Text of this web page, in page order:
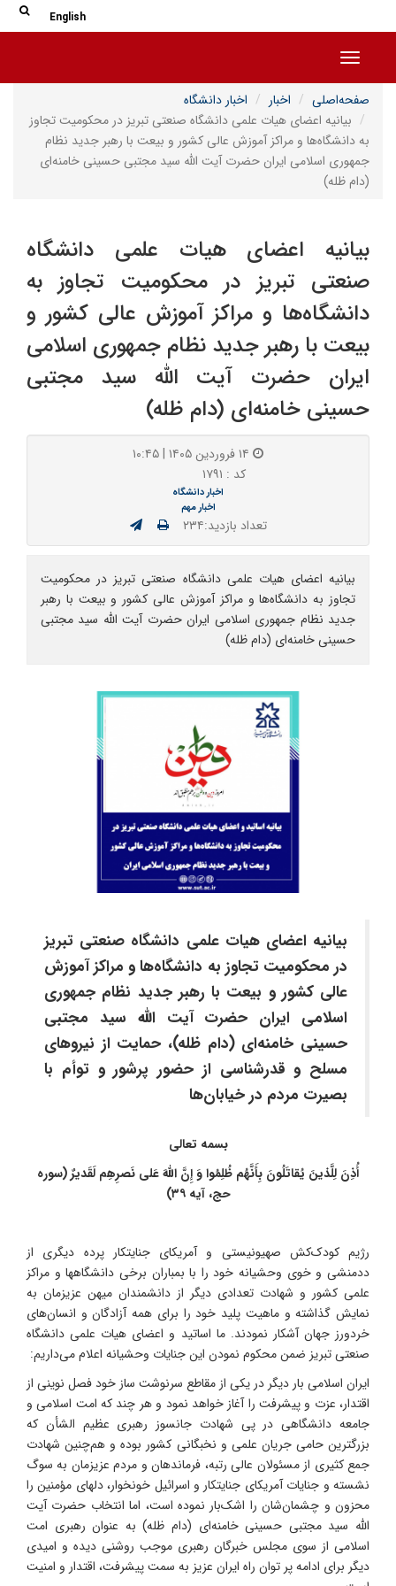
English
Toggle navigation
صفحه‌اصلی اخبار
اخبار دانشگاه
بیانیه اعضای هیات علمی دانشگاه صنعتی تبریز در محکومیت تجاوز
به دانشگاه‌ها و مراکز آموزش عالی کشور و بیعت با رهبر جدید نظام
جمهوری اسلامی ایران حضرت آیت الله سید مجتبی حسینی خامنه‌ای
(دام ظله)
بیانیه اعضای هیات علمی دانشگاه
صنعتی تبریز در محکومیت تجاوز به
دانشگاه‌ها و مراکز آموزش عالی کشور و
بیعت با رهبر جدید نظام جمهوری اسلامی
ایران حضرت آیت الله سید مجتبی
حسینی خامنه‌ای (دام ظله)
کد : ۱۷۹۱
اخبار دانشگاه
اخبار مهم
تعداد بازدید:۲۳۴
بیانیه اعضای هیات علمی دانشگاه صنعتی تبریز در محکومیت
تجاوز به دانشگاه‌ها و مراکز آموزش عالی کشور و بیعت با رهبر
جدید نظام جمهوری اسلامی ایران حضرت آیت الله سید مجتبی
حسینی خامنه‌ای (دام ظله)
بیانیه اعضای هیات علمی دانشگاه صنعتی تبریز
در محکومیت تجاوز به دانشگاه‌ها و مراکز آموزش
عالی کشور و بیعت با رهبر جدید نظام جمهوری
اسلامی ایران حضرت آیت الله سید مجتبی
حسینی خامنه‌ای (دام ظله)، حمایت از نیروهای
مسلح و قدرشناسی از حضور پرشور و توأم با
بصیرت مردم در خیابان‌ها
بسمه تعالی
أُذِنَ لِلَّذینَ یُقاتَلُونَ بِأَنَّهُم ظُلِمُوا وَ إِنَّ اللهَ عَلى‌ نَصرِهِم لَقَدیرٌ (سوره
حج، آیه ۳۹)
رژیم کودک‌کش صهیونیستی و آمریکای جنایتکار پرده دیگری از
ددمنشی و خوی وحشیانه خود را با بمباران برخی دانشگاهها و مراکز
علمی کشور و شهادت تعدادی دیگر از دانشمندان میهن عزیزمان به
نمایش گذاشته و ماهیت پلید خود را برای همه آزادگان و انسان‌های
خردورز جهان آشکار نمودند. ما اساتید و اعضای هیات علمی دانشگاه
صنعتی تبریز ضمن محکوم نمودن این جنایات وحشیانه اعلام می‌داریم:
ایران اسلامی بار دیگر در یکی از مقاطع سرنوشت ساز خود فصل نوینی از
اقتدار، عزت و پیشرفت را آغاز خواهد نمود و هر چند که امت اسلامی و
جامعه دانشگاهی در پی شهادت جانسوز رهبری عظیم الشأن که
بزرگترین حامی جریان علمی و نخبگانی کشور بوده و هم‌چنین شهادت
جمع کثیری از مسئولان عالی رتبه، فرماندهان و مردم عزیزمان به سوگ
نشسته و جنایات آمریکای جنایتکار و اسرائیل خونخوار، دلهای مؤمنین را
محزون و چشمان‌شان را اشک‌بار نموده است، اما انتخاب حضرت آیت
الله سید مجتبی حسینی خامنه‌ای (دام ظله) به عنوان رهبری امت
اسلامی از سوی مجلس خبرگان رهبری موجب روشنی دیده و امیدی
دیگر برای ادامه پر توان راه ایران عزیز به سمت پیشرفت، اقتدار و امنیت